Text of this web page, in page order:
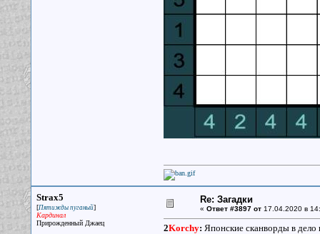
Strax5
[Пятижды пуганый]
Кардинал
Прирожденный Джаец
Re: Загадки
« Ответ #3897 от17.04.2020 в
2Korchy: Японские сканворды в дело